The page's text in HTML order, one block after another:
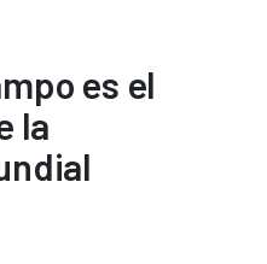
es el
la